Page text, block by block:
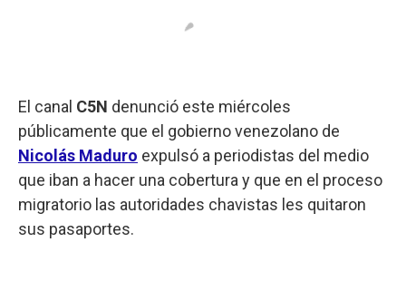
El canal C5N denunció este miércoles
públicamente que el gobierno venezolano de
Nicolás Maduro expulsó a periodistas del medio
que iban a hacer una cobertura y que en el proceso
migratorio las autoridades chavistas les quitaron
sus pasaportes.